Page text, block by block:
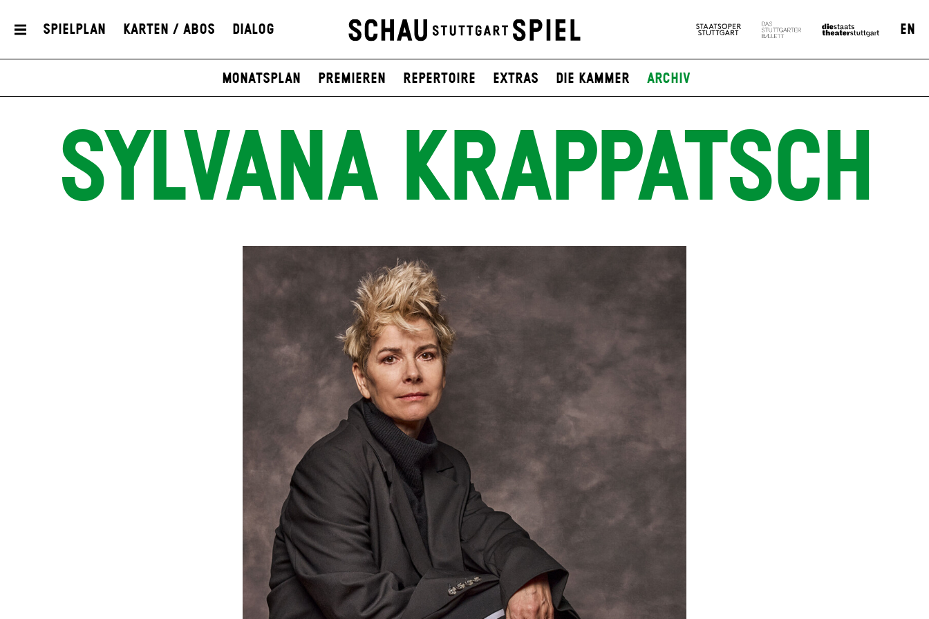
Spielplan Karten / Abos Dialog EN
Monatsplan Premieren Repertoire Extras Die Kammer Archiv
SYLVANA KRAPPATSCH